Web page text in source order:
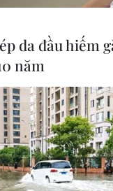
da đầu hiếm
năm